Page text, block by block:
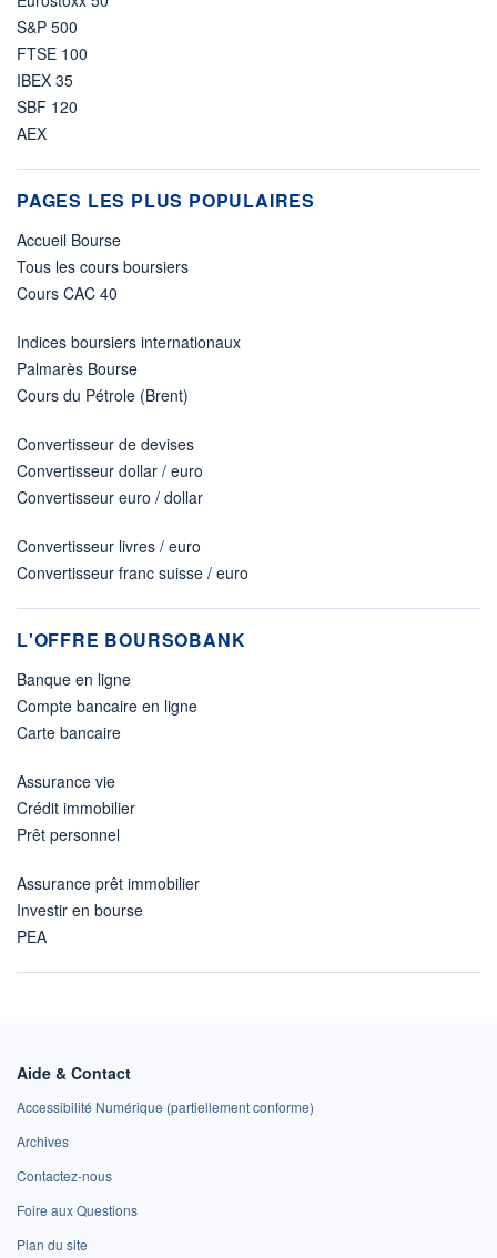
S&P 500
FTSE 100
IBEX 35
SBF 120
AEX
PAGES LES PLUS POPULAIRES
Accueil Bourse
Tous les cours boursiers
Cours CAC 40
Indices boursiers internationaux
Palmarès Bourse
Cours du Pétrole (Brent)
Convertisseur de devises
Convertisseur dollar / euro
Convertisseur euro / dollar
Convertisseur livres / euro
Convertisseur franc suisse / euro
L'OFFRE BOURSOBANK
Banque en ligne
Compte bancaire en ligne
Carte bancaire
Assurance vie
Crédit immobilier
Prêt personnel
Assurance prêt immobilier
Investir en bourse
PEA
Aide & Contact
Accessibilité Numérique (partiellement conforme)
Archives
Contactez-nous
Foire aux Questions
Plan du site